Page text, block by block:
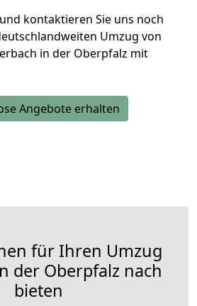
und kontaktieren Sie uns noch
Umzug von
in der Oberpfalz mit
Angebote erhalten
für Ihren Umzug
der Oberpfalz nach
bieten